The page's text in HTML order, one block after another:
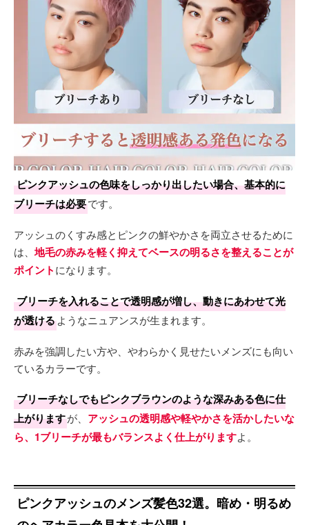
ピンクアッシュの色味をしっかり出したい場合、基本的に
ブリーチは必要です。
アッシュのくすみ感とピンクの鮮やかさを両立させるために
は、地毛の赤みを軽く抑えてベースの明るさを整えることが
ポイントになります。
ブリーチを入れることで透明感が増し、動きにあわせて光
が透けるようなニュアンスが生まれます。
赤みを強調したい方や、やわらかく見せたいメンズにも向い
ているカラーです。
ブリーチなしでもピンクブラウンのような深みある色に仕
上がりますが、 アッシュの透明感や軽やかさを活かしたいな
ら、1ブリーチが最もバランスよく仕上がりますよ。
ピンクアッシュのメンズ髪色32選。暗め・明るめ